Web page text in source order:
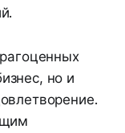
но и